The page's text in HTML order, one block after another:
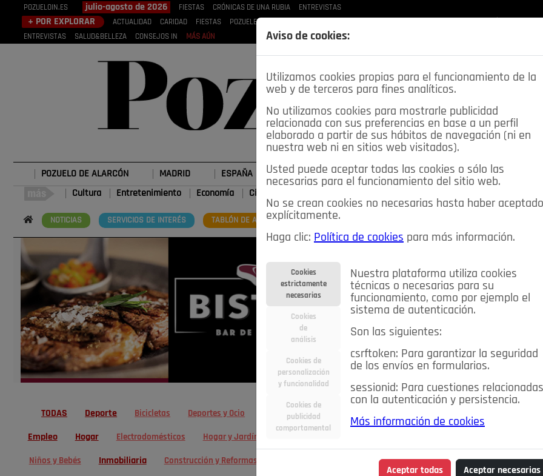
POZUELOIN.ES julio-agosto de 2026 FIESTAS CRÓNICAS DE UNA RUBIA ENTREVISTAS
+ POR EXPLORAR ACTUALIDAD CARIDAD FIESTAS POZUELEROS
ENTREVISTAS
SALUD&BELLEZA CONSEJOS IN MÁS AÚN
POZUELO DE ALARCÓN MADRID ESPAÑA DEPORTES OPINIÓN IN SALUD 🔴 EN DIRECTO
Cultura Entretenimiento Economía Ciencia&Tecnología
NOTICIAS SERVICIOS DE INTERÉS TABLÓN DE ANUNCIOS MIS ANUNCIOS
TODAS Deporte Bicicletas Deportes y Ocio
Empleo Hogar Electrodomésticos Hogar y Jardín
Niños y Bebés Inmobiliaria Construcción y Reformas
Aviso de cookies:
Utilizamos cookies propias para el funcionamiento de la
web y de terceros para fines analíticos.
No utilizamos cookies para mostrarle publicidad
relacionada con sus preferencias en base a un perfil
elaborado a partir de sus hábitos de navegación (ni en
nuestra web ni en sitios web visitados).
Usted puede aceptar todas las cookies o sólo las
necesarias para el funcionamiento del sitio web.
No se crean cookies no necesarias hasta haber aceptado
explícitamente.
Haga clic: Política de cookies para más información.
Cookies
estrictamente
necesarias
Cookies
de
análisis
Cookies de
personalización
y funcionalidad
Cookies de
publicidad
comportamental
Nuestra plataforma utiliza cookies
técnicas o necesarias para su
funcionamiento, como por ejemplo el
sistema de autenticación.
Son las siguientes:
csrftoken: Para garantizar la seguridad
de los envíos en formularios.
sessionid: Para cuestiones relacionadas
con la autenticación y persistencia.
Más información de cookies
Aceptar todas Aceptar necesarias